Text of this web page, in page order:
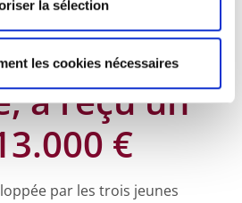
la sélection
les cookies nécessaires
lauréat,
en
a reçu un
€
par les trois jeunes